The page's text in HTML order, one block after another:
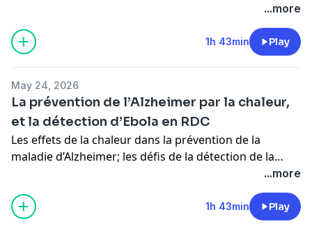
palmarès des scientifiques aux publications les plus
rétractées.
...more
1h 43min Play
May 24, 2026
La prévention de l’Alzheimer par la chaleur,
et la détection d’Ebola en RDC
Les effets de la chaleur dans la prévention de la
maladie d’Alzheimer; les défis de la détection de la
maladie Ebola en République démocratique du Congo;
...more
1h 43min Play